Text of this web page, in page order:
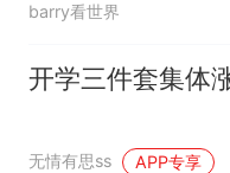
barry看世界
开学三件套集体
无情有思ss APP专享